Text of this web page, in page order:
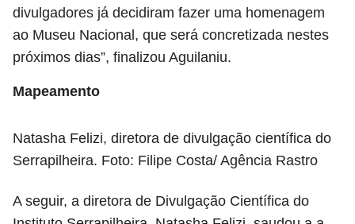
divulgadores já decidiram fazer uma homenagem
ao Museu Nacional, que será concretizada nestes
próximos dias”, finalizou Aguilaniu.
Mapeamento
Natasha Felizi, diretora de divulgação científica do
Serrapilheira. Foto: Filipe Costa/ Agência Rastro
A seguir, a diretora de Divulgação Científica do